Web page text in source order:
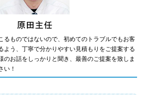
るものではないので、初めてのトラブルでもお客
よう、丁寧で分かりやすい見積もりをご提案する
のお話をしっかりと聞き、最善のご提案を致しま
い！